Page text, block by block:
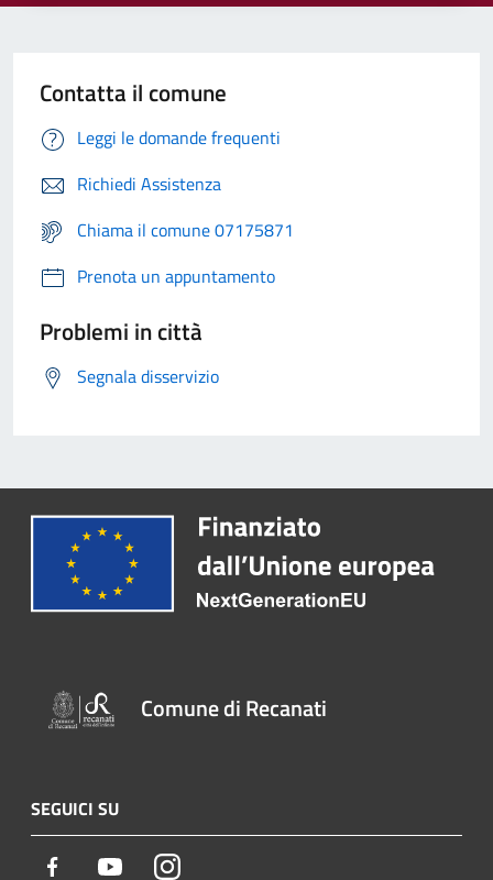
Contatta il comune
Leggi le domande frequenti
Richiedi Assistenza
Chiama il comune 07175871
Prenota un appuntamento
Problemi in città
Segnala disservizio
Comune di Recanati
SEGUICI SU
Facebook YoutubeInstagram